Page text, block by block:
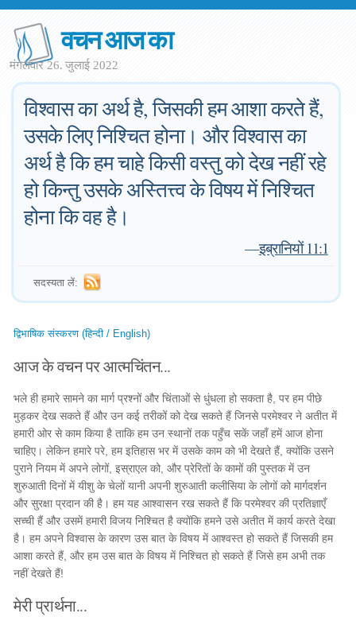
वचन आज का
मंगलवार 26. जुलाई 2022
विश्वास का अर्थ है, जिसकी हम आशा करते हैं,
उसके लिए निश्चित होना। और विश्वास का
अर्थ है कि हम चाहे किसी वस्तु को देख नहीं रहे
हो किन्तु उसके अस्तित्त्व के विषय में निश्चित
होना कि वह है।
—इब्रानियों 11:1
सदस्यता लें:
द्विभाषिक संस्करण (हिन्दी / English)
आज के वचन पर आत्मचिंतन...
भले ही हमारे सामने का मार्ग प्रश्नों और चिंताओं से धुंधला हो सकता है, पर हम पीछे
मुड़कर देख सकते हैं और उन कई तरीकों को देख सकते हैं जिनसे परमेश्वर ने अतीत में
हमारी ओर से काम किया है ताकि हम उन स्थानों तक पहुँच सकें जहाँ हमें आज होना
चाहिए। लेकिन हमारे परे, हम इतिहास भर में उसके काम को भी देखते हैं, क्योंकि उसने
पुराने नियम में अपने लोगों, इस्राएल को, और प्रेरितों के कामों की पुस्तक में उन
शुरुआती दिनों में यीशु के चेलों यानी अपनी शुरुआती कलीसिया के लोगों को मार्गदर्शन
और सुरक्षा प्रदान की है। हम यह आश्वासन रख सकते हैं कि परमेश्वर की प्रतिज्ञाएँ
सच्ची हैं और उसमें हमारी विजय निश्चित है क्योंकि हमने उसे अतीत में कार्य करते देखा
है। हम अपने विश्वास के कारण उस बात के विषय में आश्वस्त हो सकते हैं जिसकी हम
आशा करते हैं, और हम उस बात के विषय में निश्चित हो सकते हैं जिसे हम अभी तक
नहीं देखते हैं!
मेरी प्रार्थना...